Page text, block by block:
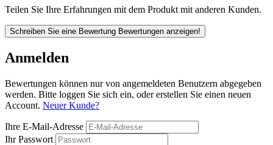
Teilen Sie Ihre Erfahrungen mit dem Produkt mit anderen Kunden.
Schreiben Sie eine Bewertung Bewertungen anzeigen!
Anmelden
Bewertungen können nur von angemeldeten Benutzern abgegeben
werden. Bitte loggen Sie sich ein, oder erstellen Sie einen neuen
Account. Neuer Kunde?
Ihre E-Mail-Adresse
Ihr Passwort